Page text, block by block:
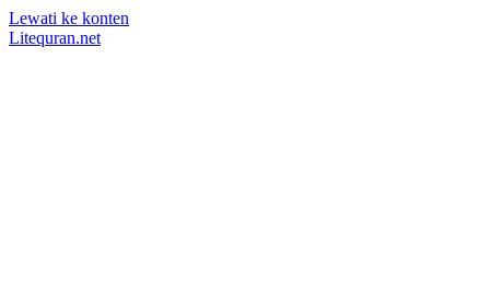
Lewati ke konten
Litequran.net